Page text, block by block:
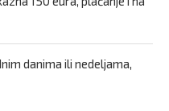
danima ili nedeljama,